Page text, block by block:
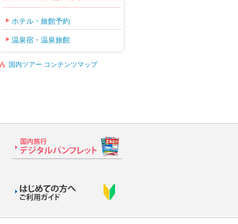
ホテル・旅館予約
温泉宿・温泉旅館
国内ツアー コンテンツマップ